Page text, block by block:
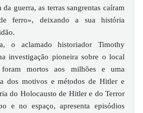
guerra, as terras sangrentas caíram
ferro», deixando a sua história
o aclamado historiador Timothy
investigação pioneira sobre o local
mortos aos milhões e uma
dos motivos e métodos de Hitler e
do Holocausto de Hitler e do Terror
e no espaço, apresenta episódios